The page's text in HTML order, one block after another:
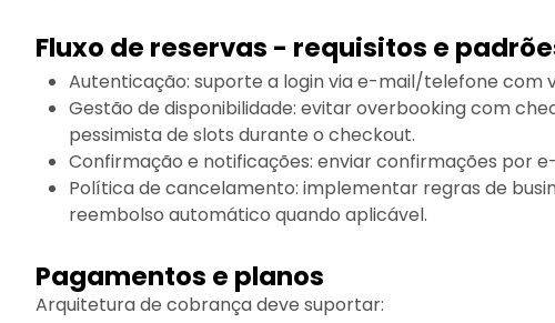
Fluxo de reservas - requisitos e
Autenticação: suporte a login via e-mail/telefone com
Gestão de disponibilidade: evitar overbooking com
pessimista de slots durante o checkout.
Confirmação e notificações: enviar confirmações por
Política de cancelamento: implementar regras de
reembolso automático quando aplicável.
Pagamentos e planos
Arquitetura de cobrança deve suportar: